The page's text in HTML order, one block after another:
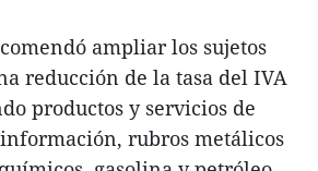
ampliar los sujetos
reducción de la tasa del IVA
productos y servicios de
rubros metálicos